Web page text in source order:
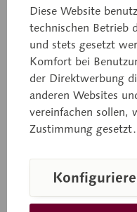
DieLieferadresse
* hierbei handelt es
Datenschutz
Diese Website
technischen Betrieb
und stets gesetzt
Komfort bei
der Direktwerbung
anderen Websites
vereinfachen sollen,
Zustimmung gesetzt.